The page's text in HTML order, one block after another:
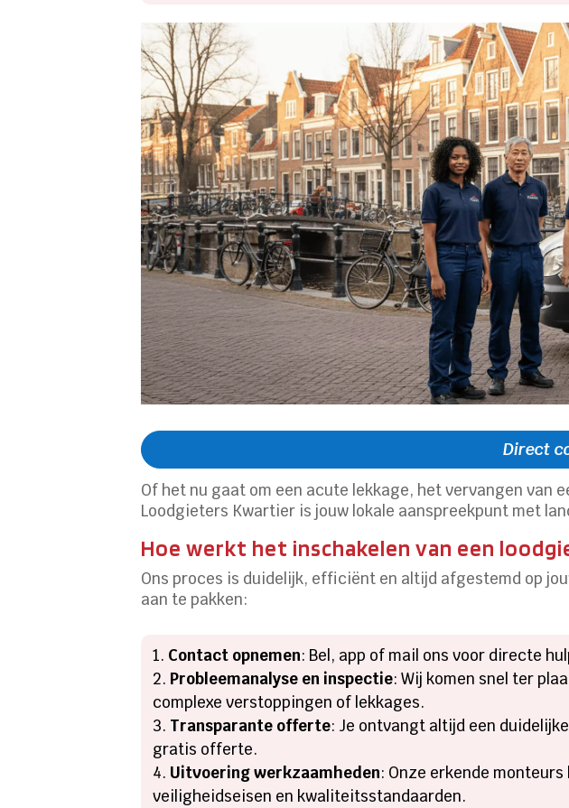
Direct
Of het nu gaat om een acute lekkage, het vervangen van
Loodgieters Kwartier is jouw lokale aanspreekpunt met
Hoe werkt het inschakelen van een
Ons proces is duidelijk, efficiënt en altijd afgestemd op
aan te pakken:
Contact opnemen: Bel, app of mail ons voor directe
Probleemanalyse en inspectie: Wij komen snel ter
complexe verstoppingen of lekkages.
Transparante offerte: Je ontvangt altijd een
gratis offerte.
Uitvoering werkzaamheden: Onze erkende
veiligheidseisen en kwaliteitsstandaarden.